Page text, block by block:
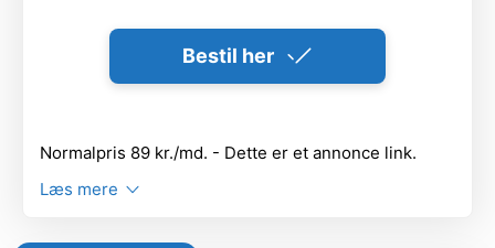
Bestil her
Normalpris 89 kr./md. - Dette er et annonce link.
Læs mere